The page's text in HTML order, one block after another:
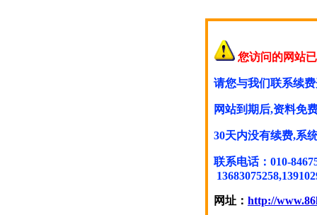
您访问的网站
请您与我们联系续
网站到期后,资料免
30天内没有续费,系
联系电话：010-
网址： http://